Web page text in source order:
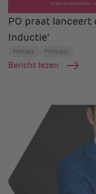
PO praat lanceert
Inductie’
Nieuws Podcast
Bericht lezen